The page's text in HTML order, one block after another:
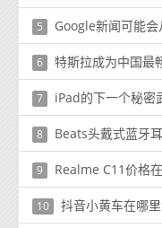
5 Google新闻可能
6 特斯拉成为中国最畅销的
7 iPad的下一个秘密
8 Beats头戴式蓝牙
9 Realme C11价格
10 抖音小黄车在哪